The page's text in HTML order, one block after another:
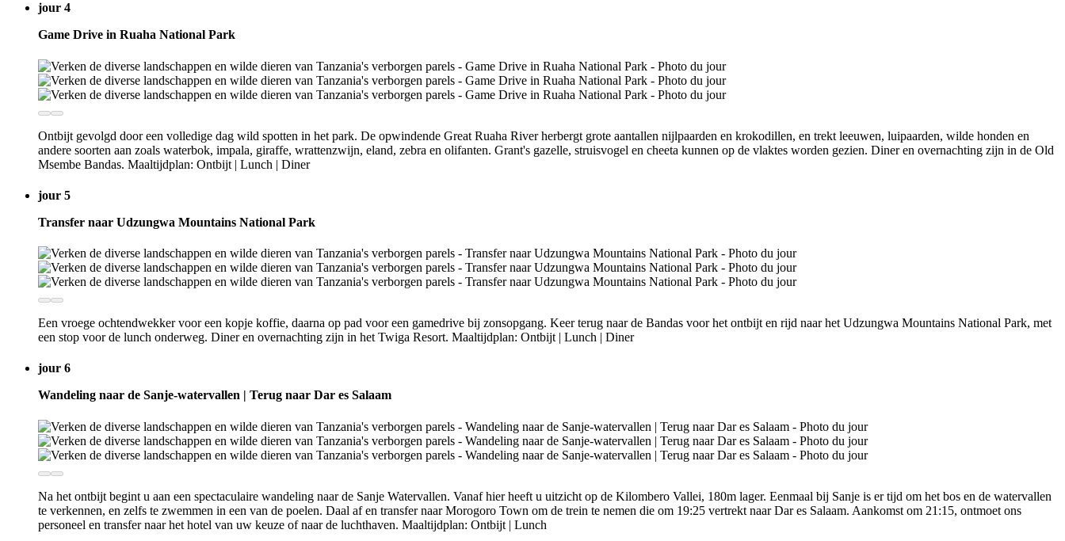
jour 4
Game Drive in Ruaha National Park
Ontbijt gevolgd door een volledige dag wild spotten in het park. De opwindende Great Ruaha River herbergt grote aantallen nijlpaarden en krokodillen, en trekt leeuwen, luipaarden, wilde honden en
andere soorten aan zoals waterbok, impala, giraffe, wrattenzwijn, eland, zebra en olifanten. Grant's gazelle, struisvogel en cheeta kunnen op de vlaktes worden gezien. Diner en overnachting zijn in de Old
Msembe Bandas. Maaltijdplan: Ontbijt | Lunch | Diner
jour 5
Transfer naar Udzungwa Mountains National Park
Een vroege ochtendwekker voor een kopje koffie, daarna op pad voor een gamedrive bij zonsopgang. Keer terug naar de Bandas voor het ontbijt en rijd naar het Udzungwa Mountains National Park, met
een stop voor de lunch onderweg. Diner en overnachting zijn in het Twiga Resort. Maaltijdplan: Ontbijt | Lunch | Diner
jour 6
Wandeling naar de Sanje-watervallen | Terug naar Dar es Salaam
Na het ontbijt begint u aan een spectaculaire wandeling naar de Sanje Watervallen. Vanaf hier heeft u uitzicht op de Kilombero Vallei, 180m lager. Eenmaal bij Sanje is er tijd om het bos en de watervallen
te verkennen, en zelfs te zwemmen in een van de poelen. Daal af en transfer naar Morogoro Town om de trein te nemen die om 19:25 vertrekt naar Dar es Salaam. Aankomst om 21:15, ontmoet ons
personeel en transfer naar het hotel van uw keuze of naar de luchthaven. Maaltijdplan: Ontbijt | Lunch